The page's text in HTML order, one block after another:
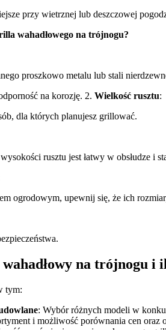
przy wietrznej lub deszczowej
wahadłowego na trójnogu?
proszkowo metalu lub stali
na korozję. 2. Wielkość rusztu:
dla których planujesz grillować.
rusztu jest łatwy w obsłudze i
ogrodowym, upewnij się, że ich
na trójnogu i
tym:
: Wybór różnych modeli w
i możliwość porównania cen oraz